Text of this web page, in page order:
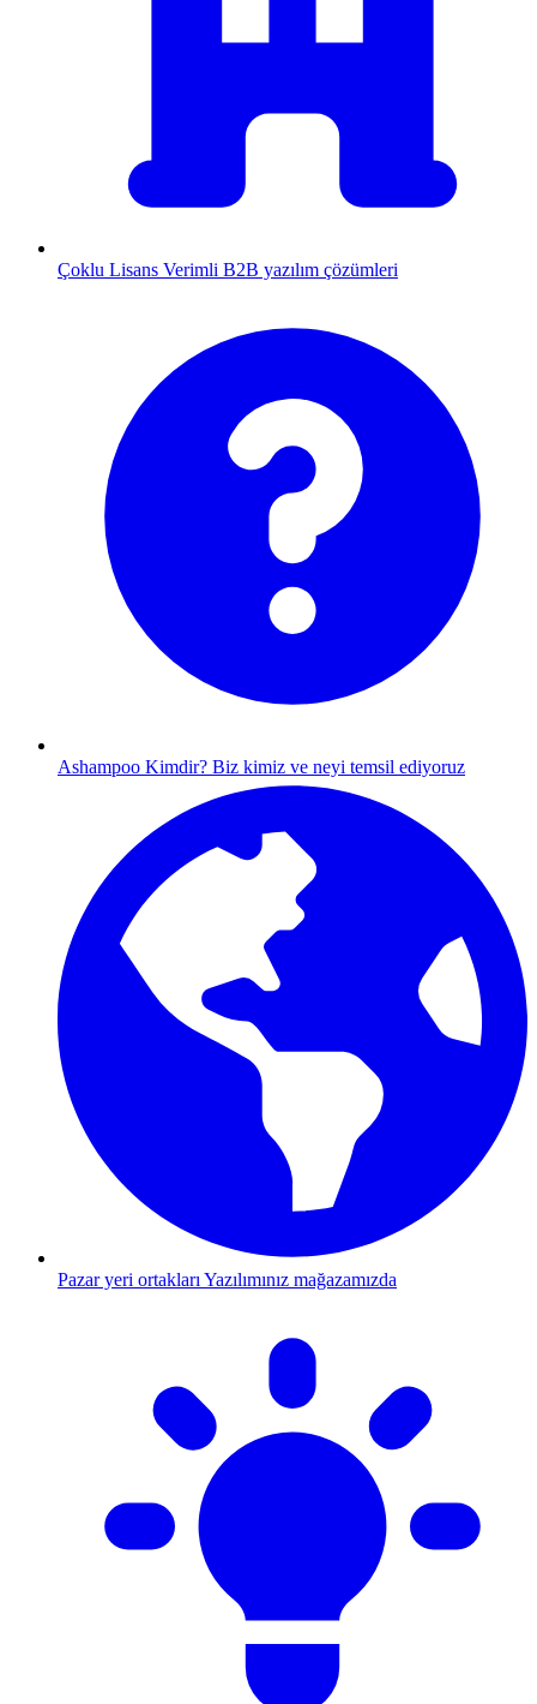
Çoklu Lisans Verimli B2B yazılım çözümleri
Ashampoo Kimdir? Biz kimiz ve neyi temsil ediyoruz
Pazar yeri ortakları Yazılımınız mağazamızda